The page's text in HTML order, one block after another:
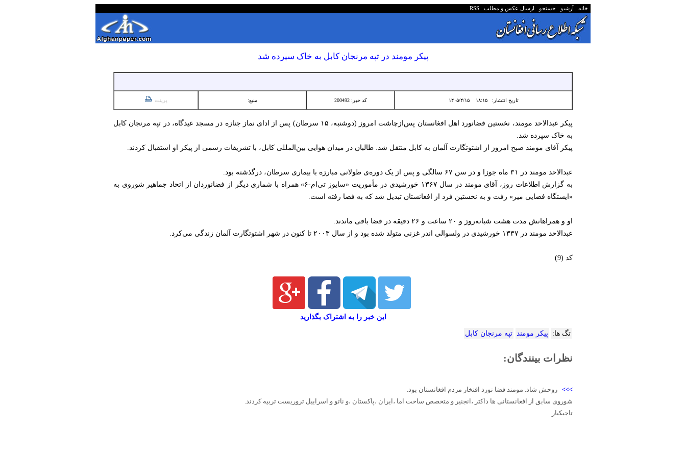
خانه آرشیو جستجو ارسال عکس و مطلب RSS
پیکر مومند در تپه مرنجان کابل به خاک سپرده شد
تاریخ انتشار:۱۸:۱۵ ۱۴۰۵/۴/۱۵ کد خبر: 200492 منبع: پرینت
پیکر عبدالاحد مومند، نخستین فضانورد اهل افغانستان پس‌ازچاشت امروز (دوشنبه، ۱۵ سرطان) پس از ادای نماز جنازه در مسجد عیدگاه، در تپه مرنجان کابل
به خاک سپرده شد.
پیکر آقای مومند صبح امروز از اشتوتگارت آلمان به کابل منتقل شد. طالبان در میدان هوایی بین‌المللی کابل، با تشریفات رسمی از پیکر او استقبال کردند.
عبدالاحد مومند در ۳۱ ماه جوزا و در سن ۶۷ سالگی و پس از یک دوره‌ی طولانی مبارزه با بیماری سرطان، درگذشته بود.
به گزارش اطلاعات روز، آقای مومند در سال ۱۳۶۷ خورشیدی در مأموریت «سایوز تی‌ام-۶» همراه با شماری دیگر از فضانوردان از اتحاد جماهیر شوروی به
«ایستگاه فضایی میر» رفت و به نخستین فرد از افغانستان تبدیل شد که به فضا رفته است.
او و همراهانش مدت هشت شبانه‌روز و ۲۰ ساعت و ۲۶ دقیقه در فضا باقی ماندند.
عبدالاحد مومند در ۱۳۳۷ خورشیدی در ولسوالی اندر غزنی متولد شده بود و از سال ۲۰۰۳ تا کنون در شهر اشتوتگارت آلمان زندگی می‌کرد.
کد (9)
این خبر را به اشتراک بگذارید
تگ ها: پیکر مومند تپه مرنجان کابل
نظرات بینندگان:
>>> روحش شاد. مومند فضا نورد افتخار مردم افغانستان بود.
شوروی سابق از افغانستانی ها داکتر ،انجنیر و متخصص ساخت اما ،ایران ،پاکستان ،و ناتو و اسراییل تروریست تربیه کردند.
تاجیکیار